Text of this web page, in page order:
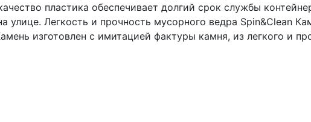
пластика обеспечивает долгий срок службы
улице. Легкость и прочность мусорного ведра Spin&Clean
изготовлен с имитацией фактуры камня, из легкого и